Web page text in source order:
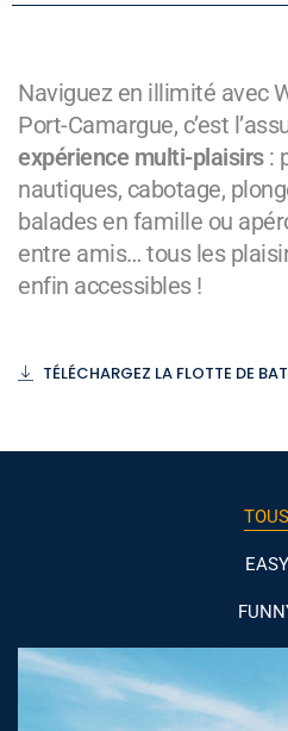
Naviguez en illimité avec
Port-Camargue, c’est
expérience multi-plaisirs:
nautiques, cabotage,
balades en famille ou
entre amis… tous les
enfin accessibles !
TÉLÉCHARGEZ LA FLOTTE DE
TOUS
EASY